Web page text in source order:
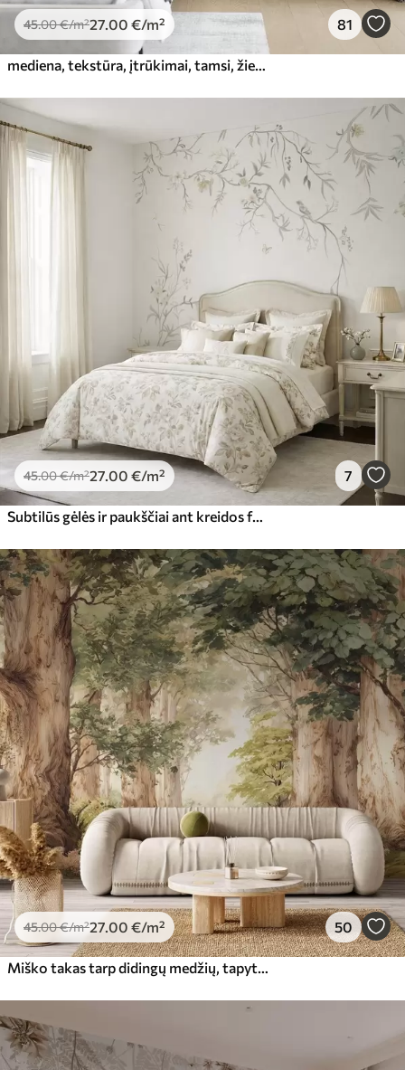
45.00€/m²27 .00 €/m² 81
45.00€/m²27 .00 €/m² 7
Subtilūs gėlės ir paukščiai ant kreidos fono
45.00€/m²27 .00 €/m² 50